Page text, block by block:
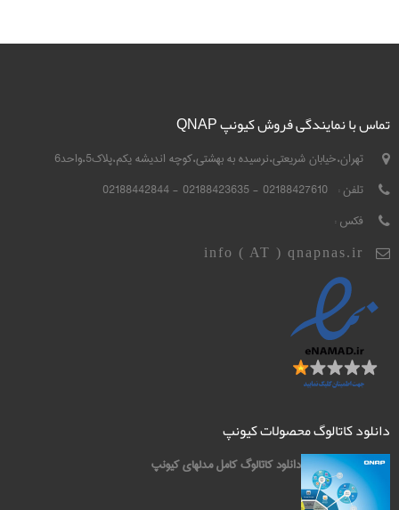
تماس با نمایندگی فروش کیونپ QNAP
تهران،خیابان شریعتی،نرسیده به بهشتی،کوچه اندیشه یکم،پلاک5،واحد6
تلفن : 02188427610 - 02188423635 - 02188442844
فکس :
info ( AT ) qnapnas.ir
دانلود کاتالوگ محصولات کیونپ
دانلود کاتالوگ کامل مدلهای کیونپ